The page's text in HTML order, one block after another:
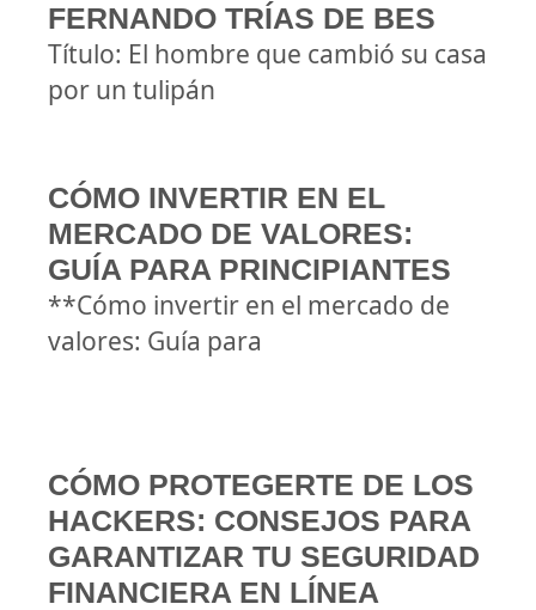
FERNANDO TRÍAS DE BES
Título: El hombre que cambió su casa
por un tulipán
CÓMO INVERTIR EN EL
MERCADO DE VALORES:
GUÍA PARA PRINCIPIANTES
**Cómo invertir en el mercado de
valores: Guía para
CÓMO PROTEGERTE DE LOS
HACKERS: CONSEJOS PARA
GARANTIZAR TU SEGURIDAD
FINANCIERA EN LÍNEA